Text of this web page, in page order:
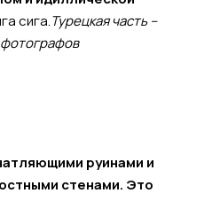
сигa.Турецкая часть –
руинами и
стенами. Это